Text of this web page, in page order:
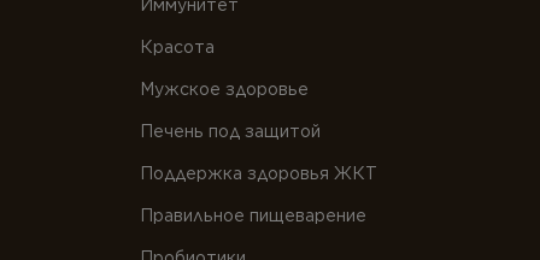
Вегетарианство и веганство
Серия для детей
Линейка Омега-3
Иммунитет
Красота
Мужское здоровье
Печень под защитой
Поддержка здоровья ЖКТ
Правильное пищеварение